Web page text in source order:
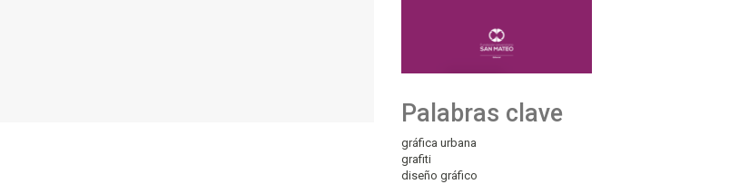
Palabras clave
gráfica urbana
grafiti
diseño gráfico